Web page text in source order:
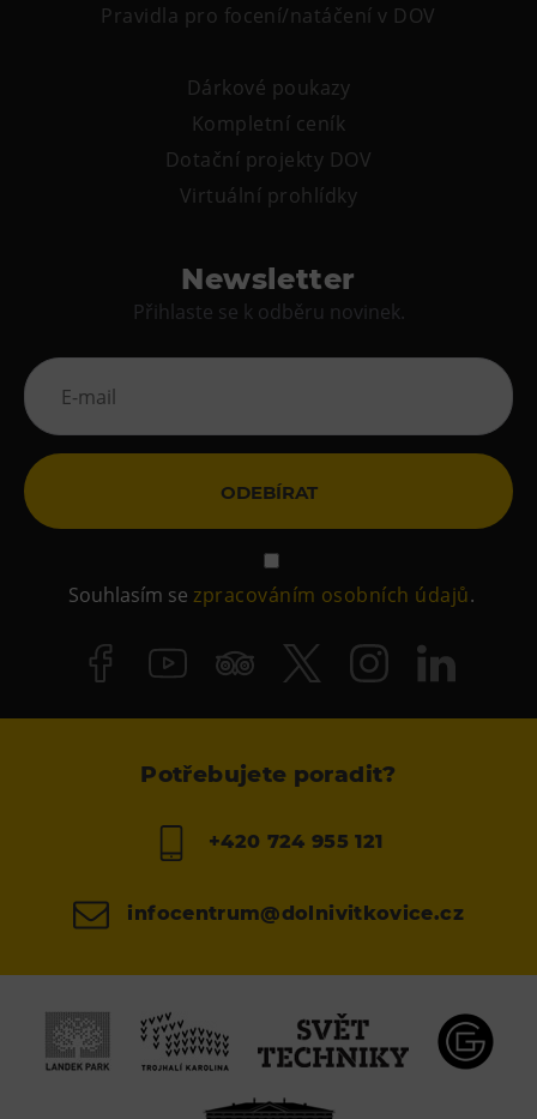
Pravidla pro focení/natáčení v DOV
Dárkové poukazy
Kompletní ceník
Dotační projekty DOV
Virtuální prohlídky
Newsletter
Přihlaste se k odběru novinek.
ODEBÍRAT
Souhlasím sezpracováním osobních údajů.
Potřebujete poradit?
+420 724 955 121
infocentrum@dolnivitkovice.cz